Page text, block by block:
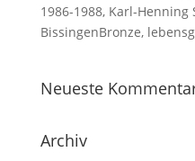
1986-1988, Karl-
BissingenBronze,
Neueste
Archiv